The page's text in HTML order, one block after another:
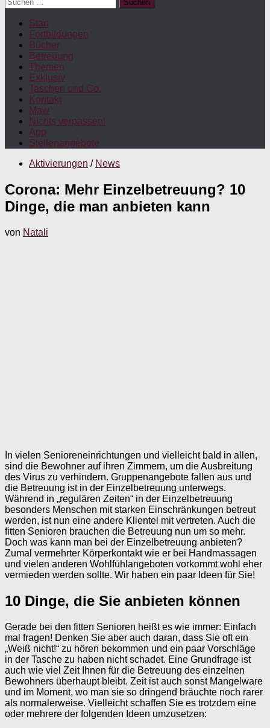
nach:
Start
Fortbildungen
Bücher
Betreuung
Themen
Exklusiv
Taschen und Co.
Kontakt
Maw
Nichts verpassen!
App
Stellenangebote
Aktivierungen / News
Corona: Mehr Einzelbetreuung? 10
Dinge, die man anbieten kann
von Natali
In vielen Senioreneinrichtungen und vielleicht bald in allen,
sind die Bewohner auf ihren Zimmern, um die Ausbreitung
des Virus zu verhindern. Gruppenangebote fallen aus und
die Betreuung ist in der Einzelbetreuung unterwegs.
Während in „regulären Zeiten“ in der Einzelbetreuung
besonders Menschen mit starken Einschränkungen betreut
werden, ist nun eine andere Klientel mit vertreten. Auch die
fitten Senioren brauchen die Betreuung nun um so mehr.
Doch was kann man bei der Einzelbetreuung anbieten?
Zumal vermehrter Körperkontakt wie er bei Handmassagen
und vielen anderen Wohlfühlangeboten vorkommt wohl eher
vermieden werden sollte. Wir haben ein paar Ideen für Sie!
10 Dinge, die Sie anbieten können
Gerade bei den fitten Senioren heißt es wie immer: Einfach
mal fragen! Denken Sie aber auch daran, dass Sie oft ein
„Weiß nicht!“ zu hören bekommen und ein paar Vorschläge
in der Tasche zu haben nicht schadet. Eine Grundfrage ist
auch wie viel Zeit Ihnen für die Betreuung des einzelnen
Bewohners überhaupt bleibt. Zeit ist auch sonst Mangelware
und im Moment, wo man sie so dringend bräuchte noch rarer
als normalerweise. Vielleicht schaffen Sie es trotzdem eine
oder mehrere der folgenden Ideen umzusetzen: